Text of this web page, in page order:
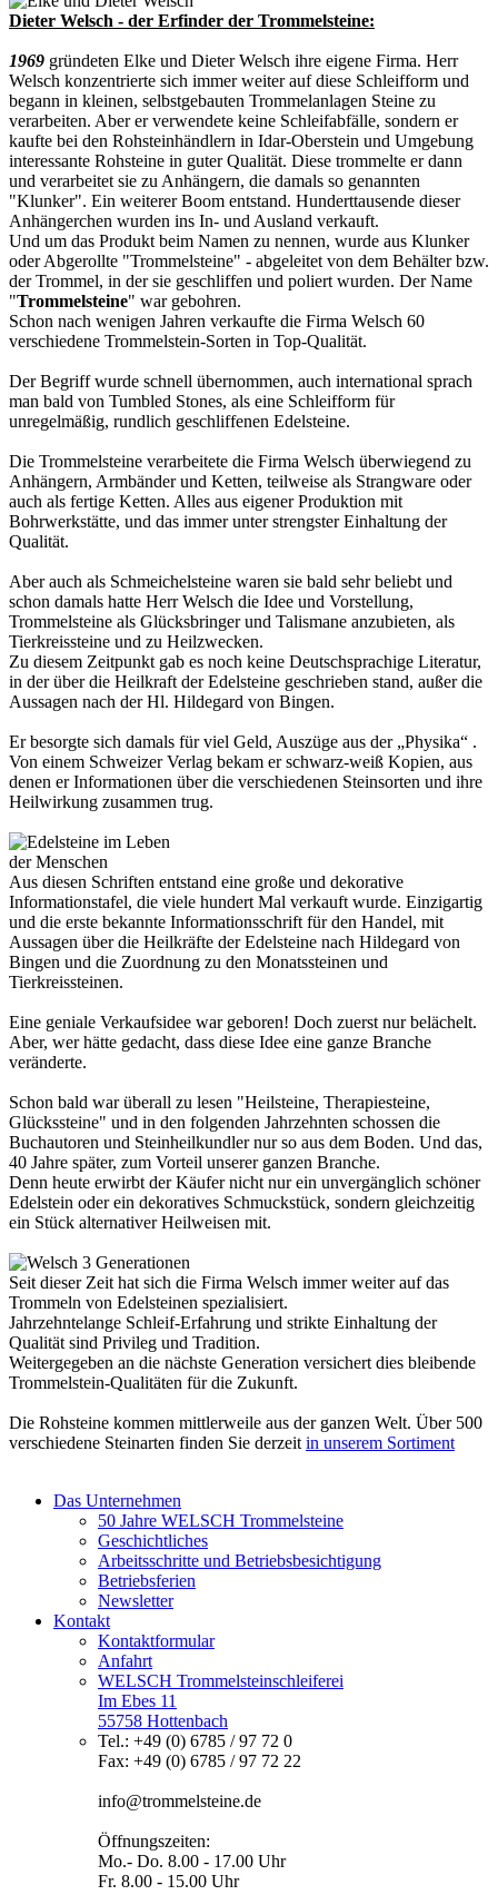
Dieter Welsch - der Erfinder der Trommelsteine:
1969 gründeten Elke und Dieter Welsch ihre eigene Firma. Herr
Welsch konzentrierte sich immer weiter auf diese Schleifform und
begann in kleinen, selbstgebauten Trommelanlagen Steine zu
verarbeiten. Aber er verwendete keine Schleifabfälle, sondern er
kaufte bei den Rohsteinhändlern in Idar-Oberstein und Umgebung
interessante Rohsteine in guter Qualität. Diese trommelte er dann
und verarbeitet sie zu Anhängern, die damals so genannten
"Klunker". Ein weiterer Boom entstand. Hunderttausende dieser
Anhängerchen wurden ins In- und Ausland verkauft.
Und um das Produkt beim Namen zu nennen, wurde aus Klunker
oder Abgerollte "Trommelsteine" - abgeleitet von dem Behälter bzw.
der Trommel, in der sie geschliffen und poliert wurden. Der Name
"Trommelsteine" war gebohren.
Schon nach wenigen Jahren verkaufte die Firma Welsch 60
verschiedene Trommelstein-Sorten in Top-Qualität.
Der Begriff wurde schnell übernommen, auch international sprach
man bald von Tumbled Stones, als eine Schleifform für
unregelmäßig, rundlich geschliffenen Edelsteine.
Die Trommelsteine verarbeitete die Firma Welsch überwiegend zu
Anhängern, Armbänder und Ketten, teilweise als Strangware oder
auch als fertige Ketten. Alles aus eigener Produktion mit
Bohrwerkstätte, und das immer unter strengster Einhaltung der
Qualität.
Aber auch als Schmeichelsteine waren sie bald sehr beliebt und
schon damals hatte Herr Welsch die Idee und Vorstellung,
Trommelsteine als Glücksbringer und Talismane anzubieten, als
Tierkreissteine und zu Heilzwecken.
Zu diesem Zeitpunkt gab es noch keine Deutschsprachige Literatur,
in der über die Heilkraft der Edelsteine geschrieben stand, außer die
Aussagen nach der Hl. Hildegard von Bingen.
Er besorgte sich damals für viel Geld, Auszüge aus der „Physika“ .
Von einem Schweizer Verlag bekam er schwarz-weiß Kopien, aus
denen er Informationen über die verschiedenen Steinsorten und ihre
Heilwirkung zusammen trug.
Aus diesen Schriften entstand eine große und dekorative
Informationstafel, die viele hundert Mal verkauft wurde. Einzigartig
und die erste bekannte Informationsschrift für den Handel, mit
Aussagen über die Heilkräfte der Edelsteine nach Hildegard von
Bingen und die Zuordnung zu den Monatssteinen und
Tierkreissteinen.
Eine geniale Verkaufsidee war geboren! Doch zuerst nur belächelt.
Aber, wer hätte gedacht, dass diese Idee eine ganze Branche
veränderte.
Schon bald war überall zu lesen "Heilsteine, Therapiesteine,
Glückssteine" und in den folgenden Jahrzehnten schossen die
Buchautoren und Steinheilkundler nur so aus dem Boden. Und das,
40 Jahre später, zum Vorteil unserer ganzen Branche.
Denn heute erwirbt der Käufer nicht nur ein unvergänglich schöner
Edelstein oder ein dekoratives Schmuckstück, sondern gleichzeitig
ein Stück alternativer Heilweisen mit.
Seit dieser Zeit hat sich die Firma Welsch immer weiter auf das
Trommeln von Edelsteinen spezialisiert.
Jahrzehntelange Schleif-Erfahrung und strikte Einhaltung der
Qualität sind Privileg und Tradition.
Weitergegeben an die nächste Generation versichert dies bleibende
Trommelstein-Qualitäten für die Zukunft.
Die Rohsteine kommen mittlerweile aus der ganzen Welt. Über 500
verschiedene Steinarten finden Sie derzeit in unserem Sortiment
Das Unternehmen
50 Jahre WELSCH Trommelsteine
Geschichtliches
Arbeitsschritte und Betriebsbesichtigung
Betriebsferien
Newsletter
Kontakt
Kontaktformular
Anfahrt
WELSCH Trommelsteinschleiferei
Im Ebes 11
55758 Hottenbach
Tel.: +49 (0) 6785 / 97 72 0
Fax: +49 (0) 6785 / 97 72 22
info@trommelsteine.de
Öffnungszeiten:
Mo.- Do. 8.00 - 17.00 Uhr
Fr. 8.00 - 15.00 Uhr